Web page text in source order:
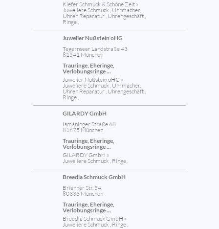
Kiefer Schmuck & Schöne Zeit »
Juweliere Schmuck , Uhrmacher,
Uhren Reparatur , Uhrengeschäft ,
Ringe ,
Juwelier Nußstein oHG
Tegernseer Landstraße 43
81541 München
Trauringe, Eheringe,
Verlobungsringe ...
Juwelier Nußstein oHG »
Juweliere Schmuck , Uhrmacher,
Uhren Reparatur , Uhrengeschäft ,
Ringe ,
GILARDY GmbH
Ismaninger Straße 68
81675 München
Trauringe, Eheringe,
Verlobungsringe ...
GILARDY GmbH »
Juweliere Schmuck , Ringe ,
Breedia Schmuck GmbH
Brienner Str. 54
80333 München
Trauringe, Eheringe,
Verlobungsringe ...
Breedia Schmuck GmbH »
Juweliere Schmuck , Ringe ,